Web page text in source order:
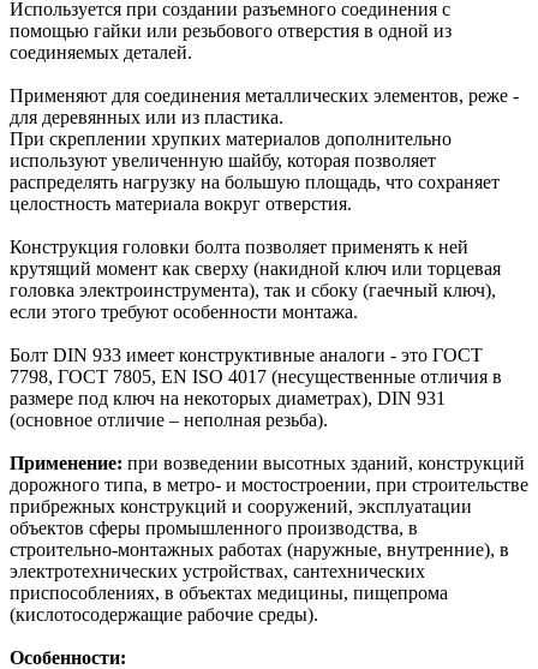
Используется при создании разъемного соединения с
помощью гайки или резьбового отверстия в одной из
соединяемых деталей.
Применяют для соединения металлических элементов, реже -
для деревянных или из пластика.
При скреплении хрупких материалов дополнительно
используют увеличенную шайбу, которая позволяет
распределять нагрузку на большую площадь, что сохраняет
целостность материала вокруг отверстия.
Конструкция головки болта позволяет применять к ней
крутящий момент как сверху (накидной ключ или торцевая
головка электроинструмента), так и сбоку (гаечный ключ),
если этого требуют особенности монтажа.
Болт DIN 933 имеет конструктивные аналоги - это ГОСТ
7798, ГОСТ 7805, EN ISO 4017 (несущественные отличия в
размере под ключ на некоторых диаметрах), DIN 931
(основное отличие – неполная резьба).
Применение: при возведении высотных зданий, конструкций
дорожного типа, в метро- и мостостроении, при строительстве
прибрежных конструкций и сооружений, эксплуатации
объектов сферы промышленного производства, в
строительно-монтажных работах (наружные, внутренние), в
электротехнических устройствах, сантехнических
приспособлениях, в объектах медицины, пищепрома
(кислотосодержащие рабочие среды).
Особенности: